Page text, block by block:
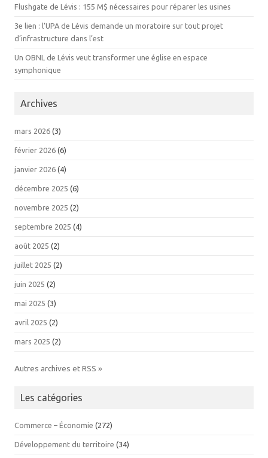
Flushgate de Lévis : 155 M$ nécessaires pour réparer les usines
3e lien : l’UPA de Lévis demande un moratoire sur tout projet
d’infrastructure dans l’est
Un OBNL de Lévis veut transformer une église en espace
symphonique
Archives
mars 2026 (3)
février 2026 (6)
janvier 2026 (4)
décembre 2025 (6)
novembre 2025 (2)
septembre 2025 (4)
août 2025 (2)
juillet 2025 (2)
juin 2025 (2)
mai 2025 (3)
avril 2025 (2)
mars 2025 (2)
Autres archives et RSS »
Les catégories
Commerce – Économie (272)
Développement du territoire (34)